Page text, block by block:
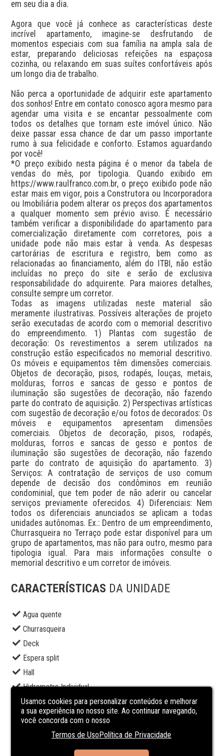
em seu dia a dia.
Agora que você já conhece as características deste
incrível apartamento, imagine-se desfrutando de
momentos especiais com sua família na ampla sala de
estar, preparando deliciosas refeições na espaçosa
cozinha, ou relaxando em suas suítes confortáveis após
um longo dia de trabalho.
Não perca a oportunidade de adquirir este apartamento
dos sonhos! Entre em contato conosco agora mesmo para
agendar uma visita e se encantar pessoalmente com
todos os detalhes que tornam este imóvel único. Não
deixe passar essa chance de dar um passo importante
rumo à sua felicidade e conforto. Estamos aguardando
por você!
*O preço exibido nesta página é o menor da tabela de
vendas do mês, por tipologia. Quando exibido em
https://www.raulfranco.com.br, o preço exibido pode não
estar mais em vigor, pois a Construtora ou Incorporadora
ou Imobiliária podem alterar os preços dos apartamentos
a qualquer momento sem prévio aviso. É necessário
também verificar a disponibilidade do apartamento para
comercialização diretamente com corretores, pois a
unidade pode não mais estar à venda. As despesas
cartorárias de escritura e registro, bem como as
relacionadas ao financiamento, além do ITBI, não estão
incluídas no preço do site e serão de exclusiva
responsabilidade do adquirente. Para maiores detalhes,
consulte sempre um corretor.
Todas as imagens utilizadas neste material são
meramente ilustrativas. Possíveis alterações de projeto
serão executadas de acordo com o memorial descritivo
do empreendimento. 1) Plantas com sugestão de
decoração: Os revestimentos a serem utilizados na
construção estão especificados no memorial descritivo.
Os móveis e equipamentos têm dimensões comerciais.
Objetos de decoração, pisos, rodapés, louças, metais,
molduras, forros e sancas de gesso e pontos de
iluminação são sugestões de decoração, não fazendo
parte do contrato de aquisição. 2) Perspectivas artísticas
com sugestão de decoração e/ou fotos de decorados: Os
móveis e equipamentos apresentam dimensões
comerciais. Objetos de decoração, pisos, rodapés,
molduras, forros e sancas de gesso e pontos de
iluminação são sugestões de decoração, não fazendo
parte do contrato de aquisição do apartamento. 3)
Serviços: A contratação de serviços de uso comum
depende de decisão dos condôminos em reunião
condominial, que tem poder de não aderir ou cancelar
serviços previamente oferecidos. 4) Diferenciais: Nem
todos os diferenciais anunciados se aplicam a todas
unidades autônomas. Ex.: Dentro de um empreendimento,
Churrasqueira no Terraço pode estar disponível para um
grupo de apartamentos, mas não para outro, mesmo para
tipologia igual. Para mais informações consulte o
memorial descritivo e um corretor de imóveis.
CARACTERÍSTICAS DA UNIDADE
Agua quente
Churrasqueira
Deck
Espera split
Hall
Hidrometro Individual
Interfone
Piscina
Playground
Usamos cookies para personalizar conteúdos e melhorar
a sua experiência no nosso site. Ao continuar navegando,
você concorda com o nosso
Termos de UsoPolítica de Privacidade